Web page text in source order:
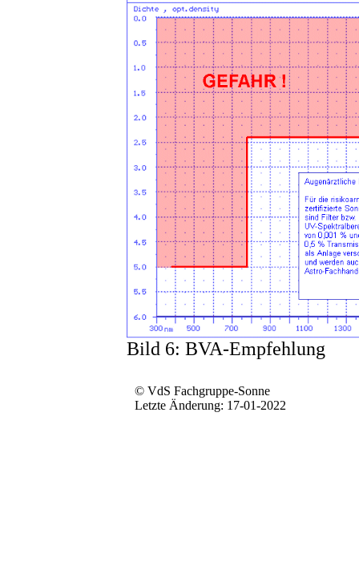
Bild 6: BVA-Empfehlung
© VdS Fachgruppe-Sonne
Letzte Änderung: 17-01-2022